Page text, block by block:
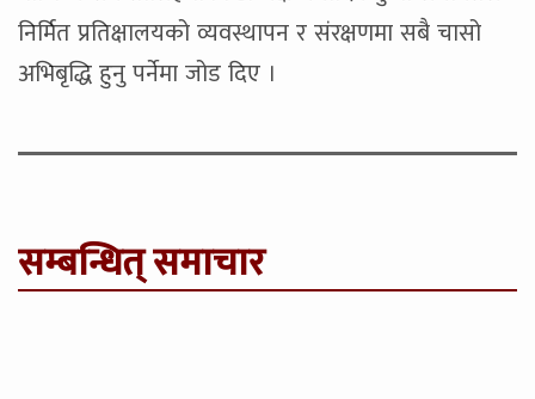
निर्मित प्रतिक्षालयको व्यवस्थापन र संरक्षणमा सबै चासो
अभिबृद्धि हुनु पर्नेमा जोड दिए ।
सम्बन्धित् समाचार